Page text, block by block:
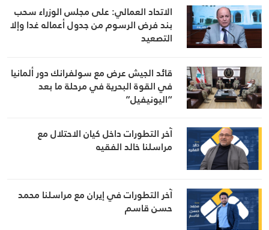
الاتحاد العمالي: على مجلس الوزراء سحب
بند فرض الرسوم من جدول أعماله غدا وإلا
التصعيد
قائد الجيش عرض مع سولفرانك دور ألمانيا
في القوة البحرية في مرحلة ما بعد
“اليونيفيل”
آخر التطورات داخل كيان الاحتلال مع
مراسلنا خالد الفقيه
آخر التطورات في إيران مع مراسلنا محمد
حسن قاسم